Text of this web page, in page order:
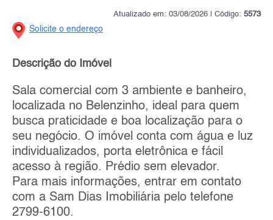
Atualizado em: 03/08/2026 | Código: 5573
Solicite o endereço
Descrição do Imóvel
Sala comercial com 3 ambiente e banheiro,
localizada no Belenzinho, ideal para quem
busca praticidade e boa localização para o
seu negócio. O imóvel conta com água e luz
individualizados, porta eletrônica e fácil
acesso à região. Prédio sem elevador.
Para mais informações, entrar em contato
com a Sam Dias Imobiliária pelo telefone
2799-6100.